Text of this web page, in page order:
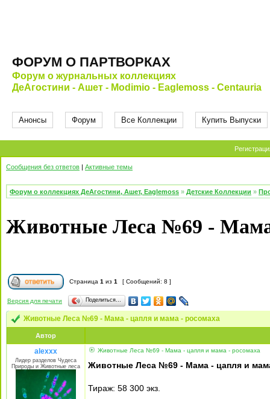
ФОРУМ О ПАРТВОРКАХ
Форум о журнальных коллекциях
ДеАгостини - Ашет - Modimio - Eaglemoss - Centauria
Анонсы Форум Все Коллекции Купить Выпуски
Сообщения без ответов | Активные темы
Форум о коллекциях ДеАгостини, Ашет, Eaglemoss » Детские Коллекции »
Животные Леса №69 -
Страница 1 из 1 [ Сообщений: 8 ]
Версия для печати Поделиться…
Животные Леса №69 - Мама - цапля и мама - росомаха
Автор
alexxx
Лидер разделов Чудеса
Природы и Животные леса
Животные Леса №69 - Мама - цапля и мама - росомаха
Животные Леса №69 - Мама - цапля и
Тираж: 58 300 экз.